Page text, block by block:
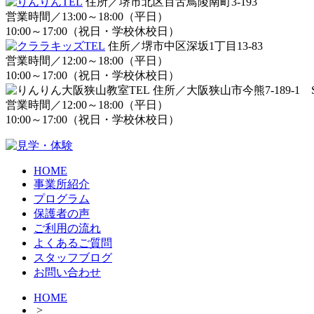
営業時間／13:00～18:00（平日）
10:00～17:00（祝日・学校休校日）
住所／堺市中区深坂1丁目13-83
営業時間／12:00～18:00（平日）
10:00～17:00（祝日・学校休校日）
住所／大阪狭山市今熊7-189-1
営業時間／12:00～18:00（平日）
10:00～17:00（祝日・学校休校日）
HOME
事業所紹介
プログラム
保護者の声
ご利用の流れ
よくあるご質問
スタッフブログ
お問い合わせ
HOME
>